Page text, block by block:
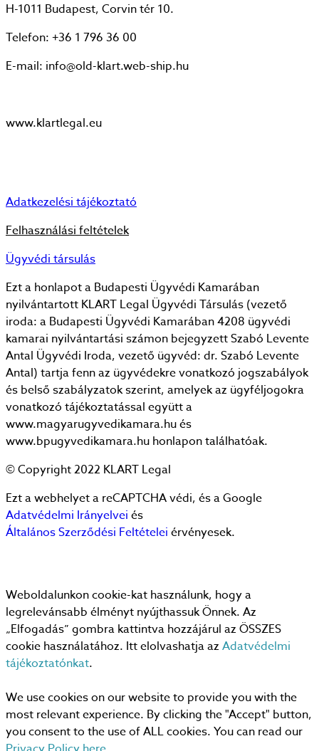
H-1011 Budapest, Corvin tér 10.
Telefon: +36 1 796 36 00
E-mail: info@old-klart.web-ship.hu
www.klartlegal.eu
Adatkezelési tájékoztató
Felhasználási feltételek
Ügyvédi társulás
Ezt a honlapot a Budapesti Ügyvédi Kamarában
nyilvántartott KLART Legal Ügyvédi Társulás (vezető
iroda: a Budapesti Ügyvédi Kamarában 4208 ügyvédi
kamarai nyilvántartási számon bejegyzett Szabó Levente
Antal Ügyvédi Iroda, vezető ügyvéd: dr. Szabó Levente
Antal) tartja fenn az ügyvédekre vonatkozó jogszabályok
és belső szabályzatok szerint, amelyek az ügyféljogokra
vonatkozó tájékoztatással együtt a
www.magyarugyvedikamara.hu és
www.bpugyvedikamara.hu honlapon találhatóak.
© Copyright 2022 KLART Legal
Ezt a webhelyet a reCAPTCHA védi, és a Google
Adatvédelmi Irányelvei és
Általános Szerződési Feltételei érvényesek.
Weboldalunkon cookie-kat használunk, hogy a
legrelevánsabb élményt nyújthassuk Önnek. Az
„Elfogadás” gombra kattintva hozzájárul az ÖSSZES
cookie használatához. Itt elolvashatja az Adatvédelmi
tájékoztatónkat.
We use cookies on our website to provide you with the
most relevant experience. By clicking the "Accept" button,
you consent to the use of ALL cookies. You can read our